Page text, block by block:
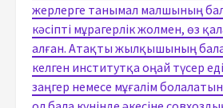
жерлерге танымал малшының
кәсіпті мұрагерлік жолмен, өз
алған. Атақты жылқышының
келген институтқа оңай түсер
заңгер немесе мұғалім